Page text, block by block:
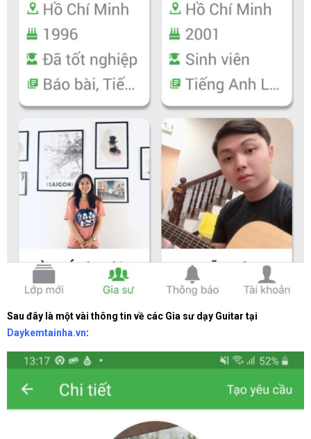
Sau đây là một vài thông tin về các Gia sư dạy Guitar tại
Daykemtainha.vn: